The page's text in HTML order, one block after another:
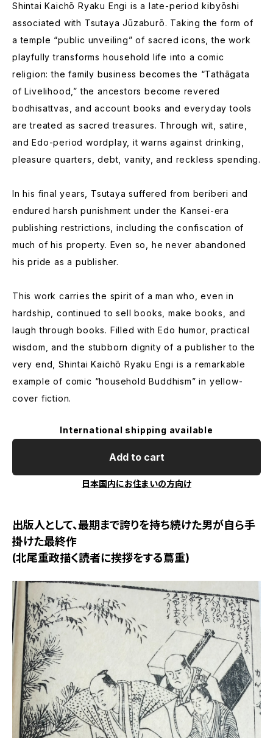
Shintai Kaichō Ryaku Engi is a late-period kibyōshi
associated with Tsutaya Jūzaburō. Taking the form of
a temple “public unveiling” of sacred icons, the work
playfully transforms household life into a comic
religion: the family business becomes the “Tathāgata
of Livelihood,” the ancestors become revered
bodhisattvas, and account books and everyday tools
are treated as sacred treasures. Through wit, satire,
and Edo-period wordplay, it warns against drinking,
pleasure quarters, debt, vanity, and reckless spending.
In his final years, Tsutaya suffered from beriberi and
endured harsh punishment under the Kansei-era
publishing restrictions, including the confiscation of
much of his property. Even so, he never abandoned
his pride as a publisher.
This work carries the spirit of a man who, even in
hardship, continued to sell books, make books, and
laugh through books. Filled with Edo humor, practical
wisdom, and the stubborn dignity of a publisher to the
very end, Shintai Kaichō Ryaku Engi is a remarkable
example of comic “household Buddhism” in yellow-
cover fiction.
International shipping available
Add to cart
日本国内にお住まいの方向け
出版人として、最期まで誇りを持ち続けた男が自ら手
掛けた最終作
(北尾重政描く読者に挨拶をする蔦重)